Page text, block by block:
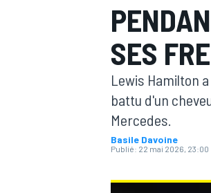
MOTOGP
SES
Lewis Hamilton
battu d'un
Mercedes.
Basile Davoine
Publié: 22 mai 2026, 23:00